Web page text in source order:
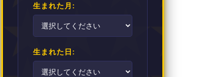
生まれた月:
生まれた日: